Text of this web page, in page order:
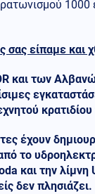
σας είπαμε και
και των
έχουν
το
και την
δεν πλησιάζει.